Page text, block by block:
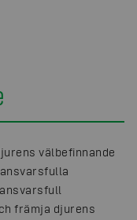
välbefinnande
främja djurens